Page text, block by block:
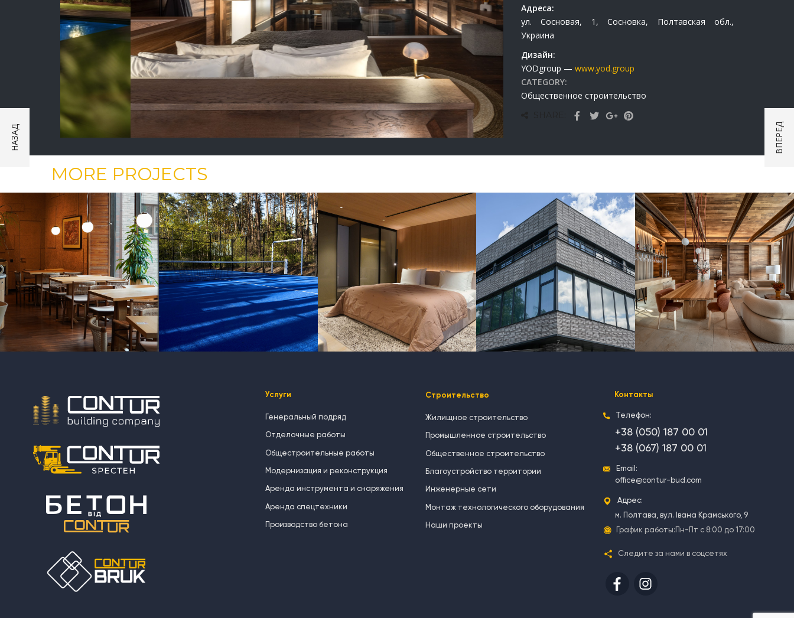
Адреса:
ул. Сосновая, 1, Сосновка, Полтавская обл.,
Украина
Дизайн:
YODgroup — www.yod.group
CATEGORY:
Общественное строительство
MORE PROJECTS
Строительство
открытого падел-
корта
Renovation
Cottage 18 Verholy
Relax Park
ОБЩЕСТВЕННОЕ СТРОИТЕЛЬСТВО
Монтаж
вентилируемого
фасада с
клинкерной
облицовкой
ОБЩЕСТВЕННОЕ СТРОИТЕЛЬСТВО
Renovation Chalet
3.0 Verholy Relax
Park
Услуги
Генеральный подряд
Отделочные работы
Общестроительные работы
Модернизация и реконструкция
Аренда инструмента и снаряжения
Аренда спецтехники
Производство бетона
Строительство
Жилищное строительство
Промышленное строительство
Общественное строительство
Благоустройство территории
Инженерные сети
Монтаж технологического оборудования
Наши проекты
Контакты
Телефон:
+38 (050) 187 00 01
+38 (067) 187 00 01
Email:
office@contur-bud.com
Адрес:
м. Полтава, вул. Івана Крамського, 9
График работы: Пн-Пт с 8:00 до 17:00
Следите за нами в соцсетях